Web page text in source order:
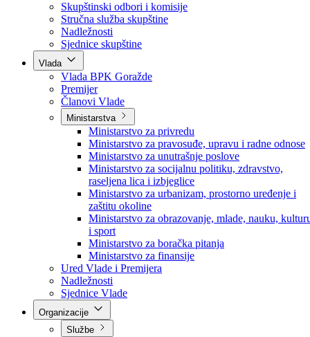
Poslanici po strankama
Poslanici po klubovima naroda
Kolegij skupštine
Skupštinski odbori i komisije
Stručna služba skupštine
Nadležnosti
Sjednice skupštine
Vlada
Vlada BPK Goražde
Premijer
Članovi Vlade
Ministarstva
Ministarstvo za privredu
Ministarstvo za pravosuđe, upravu i radne odnose
Ministarstvo za unutrašnje poslove
Ministarstvo za socijalnu politiku, zdravstvo,
raseljena lica i izbjeglice
Ministarstvo za urbanizam, prostorno uređenje i
zaštitu okoline
Ministarstvo za obrazovanje, mlade, nauku,
i sport
Ministarstvo za boračka pitanja
Ministarstvo za finansije
Ured Vlade i Premijera
Nadležnosti
Sjednice Vlade